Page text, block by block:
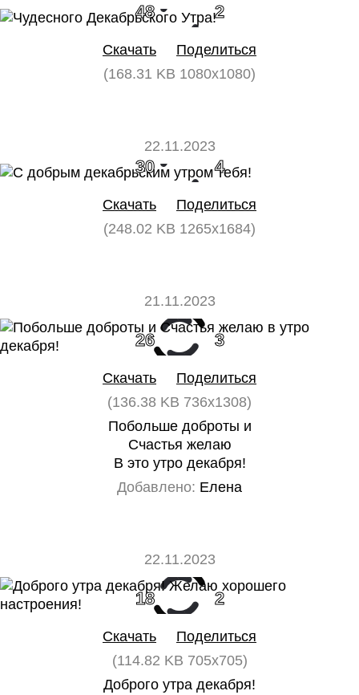
48 2
Скачать
Поделиться
(168.31 KB 1080x1080)
22.11.2023
30 4
Скачать
Поделиться
(248.02 KB 1265x1684)
21.11.2023
26 3
Скачать
Поделиться
(136.38 KB 736x1308)
Побольше доброты и
Счастья желаю
В это утро декабря!
Добавлено: Елена
22.11.2023
18 2
Скачать
Поделиться
(114.82 KB 705x705)
Доброго утра декабря!